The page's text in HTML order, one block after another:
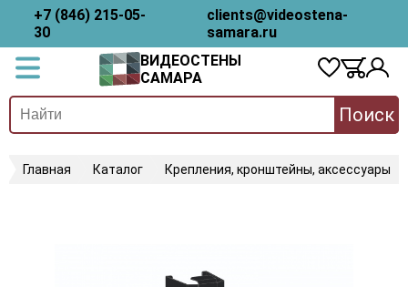
+7 (846) 215-05-
30
clients@videostena-
samara.ru
ВИДЕОСТЕНЫ
САМАРА
Поиск
Главная Каталог Крепления, кронштейны, аксессуары